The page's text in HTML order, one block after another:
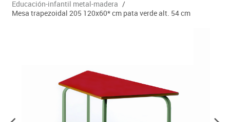
Educación-infantil metal-madera /
Mesa trapezoidal 205 120x60* cm pata verde alt. 54 cm